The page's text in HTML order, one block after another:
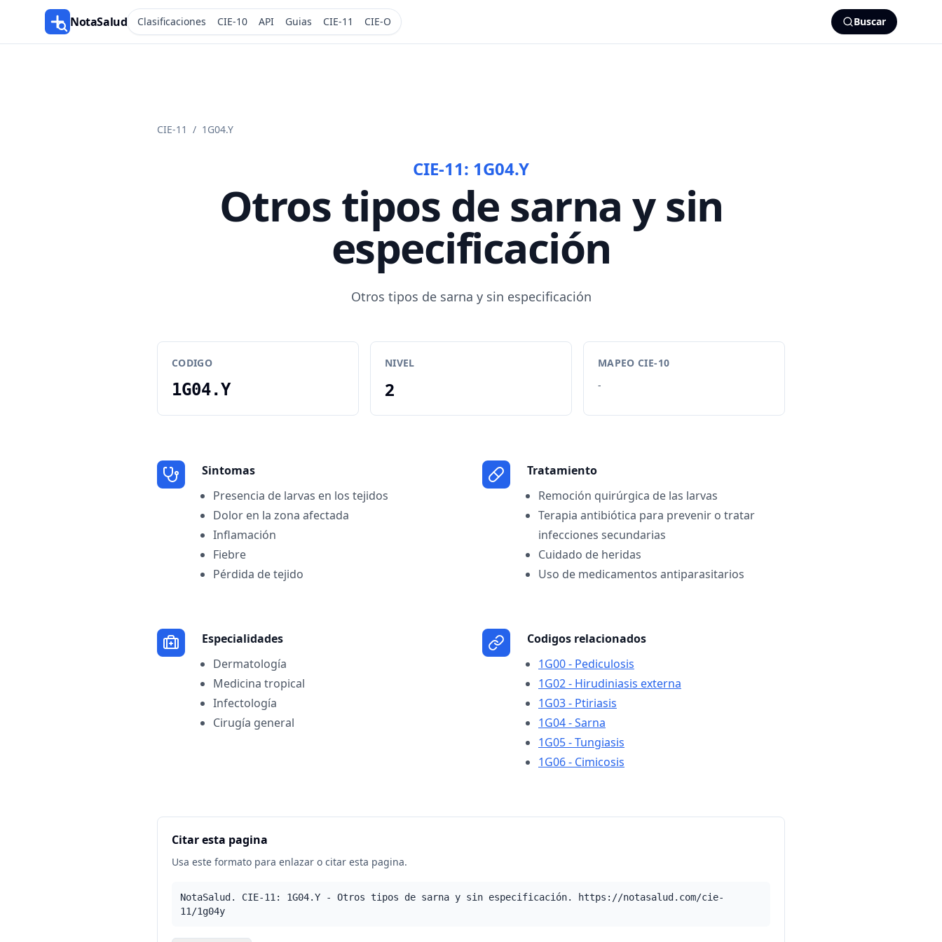
NotaSalud Clasificaciones CIE-10 API Guias CIE-11 CIE-O Buscar
CIE-11 / 1G04.Y
CIE-11: 1G04.Y
Otros tipos de sarna y sin
especificación
Otros tipos de sarna y sin especificación
CODIGO
1G04.Y
NIVEL
2
MAPEO CIE-10
-
Sintomas
Presencia de larvas en los tejidos
Dolor en la zona afectada
Inflamación
Fiebre
Pérdida de tejido
Tratamiento
Remoción quirúrgica de las larvas
Terapia antibiótica para prevenir o tratar
infecciones secundarias
Cuidado de heridas
Uso de medicamentos antiparasitarios
Especialidades
Dermatología
Medicina tropical
Infectología
Cirugía general
Codigos relacionados
1G00 - Pediculosis
1G02 - Hirudiniasis externa
1G03 - Ptiriasis
1G04 - Sarna
1G05 - Tungiasis
1G06 - Cimicosis
Citar esta pagina
Usa este formato para enlazar o citar esta pagina.
NotaSalud. CIE-11: 1G04.Y - Otros tipos de sarna y sin especificación. https://notasalud.com/cie-
11/1g04y